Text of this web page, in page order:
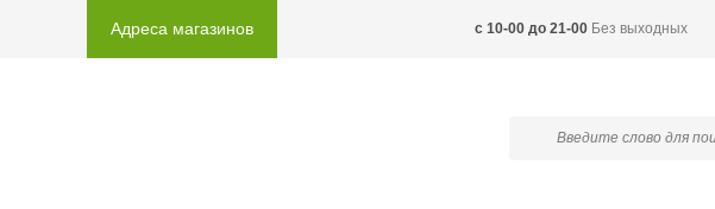
Адреса магазинов c 10-00 до 21-00 Без выходных